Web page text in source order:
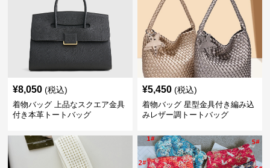
¥8,050 (税込)
着物バッグ 上品なスクエア金具
付き本革トートバッグ
¥5,450 (税込)
着物バッグ 星型金具付き編み込
みレザー調トートバッグ